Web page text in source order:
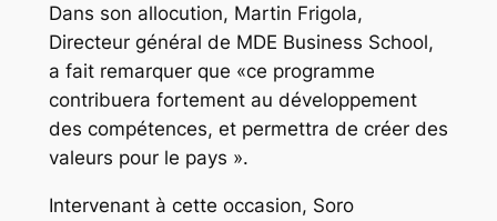
Dans son allocution, Martin Frigola,
Directeur général de MDE Business School,
a fait remarquer que «ce programme
contribuera fortement au développement
des compétences, et permettra de créer des
valeurs pour le pays ».
Intervenant à cette occasion, Soro